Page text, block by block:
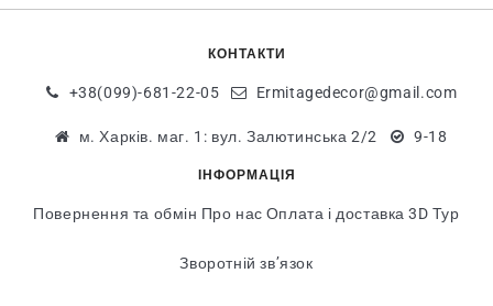
КОНТАКТИ
+38(099)-681-22-05 Ermitagedecor@gmail.com
м. Харків. маг. 1: вул. Залютинська 2/2 9-18
ІНФОРМАЦІЯ
Повернення та обмін Про нас Оплата і доставка 3D Тур
Зворотній зв’язок